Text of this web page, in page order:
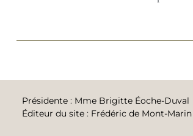
Présidente: Mme Brigitte Éoche-Duval
Éditeur du site: Frédéric de Mont-Marin